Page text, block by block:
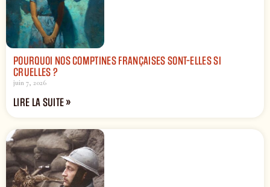
POURQUOI NOS COMPTINES FRANÇAISES SONT-ELLES SI
CRUELLES ?
juin 7, 2026
LIRE LA SUITE »